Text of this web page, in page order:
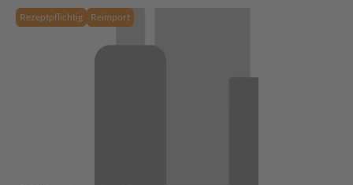
Rezeptpflichtig Reimport